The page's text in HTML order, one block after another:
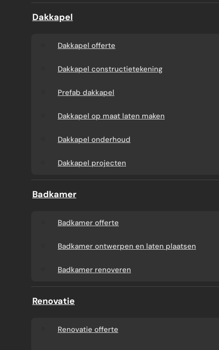
Constructieberekening
Moderne aanbouw
Dakkapel projecten
Dakkapel
Dakkapel offerte
Dakkapel constructietekening
Prefab dakkapel
Dakkapel op maat laten maken
Dakkapel onderhoud
Dakkapel projecten
Badkamer
Badkamer offerte
Badkamer ontwerpen en laten plaatsen
Badkamer renoveren
Renovatie
Renovatie offerte